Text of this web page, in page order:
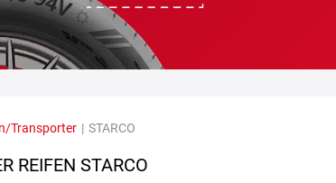
Transporter | STARCO
REIFEN STARCO